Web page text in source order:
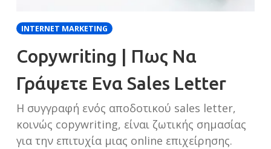
INTERNET MARKETING
Copywriting | Πως Να
Γράψετε Eνα Sales Letter
Η συγγραφή ενός αποδοτικού sales letter,
κοινώς copywriting, είναι ζωτικής σημασίας
για την επιτυχία μιας online επιχείρησης.